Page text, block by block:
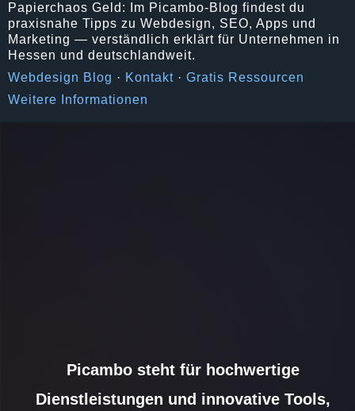
Papierchaos Geld: Im Picambo-Blog findest du
praxisnahe Tipps zu Webdesign, SEO, Apps und
Marketing — verständlich erklärt für Unternehmen in
Hessen und deutschlandweit.
Webdesign Blog · Kontakt · Gratis Ressourcen
Weitere Informationen
Picambo steht für hochwertige
Dienstleistungen und innovative Tools,